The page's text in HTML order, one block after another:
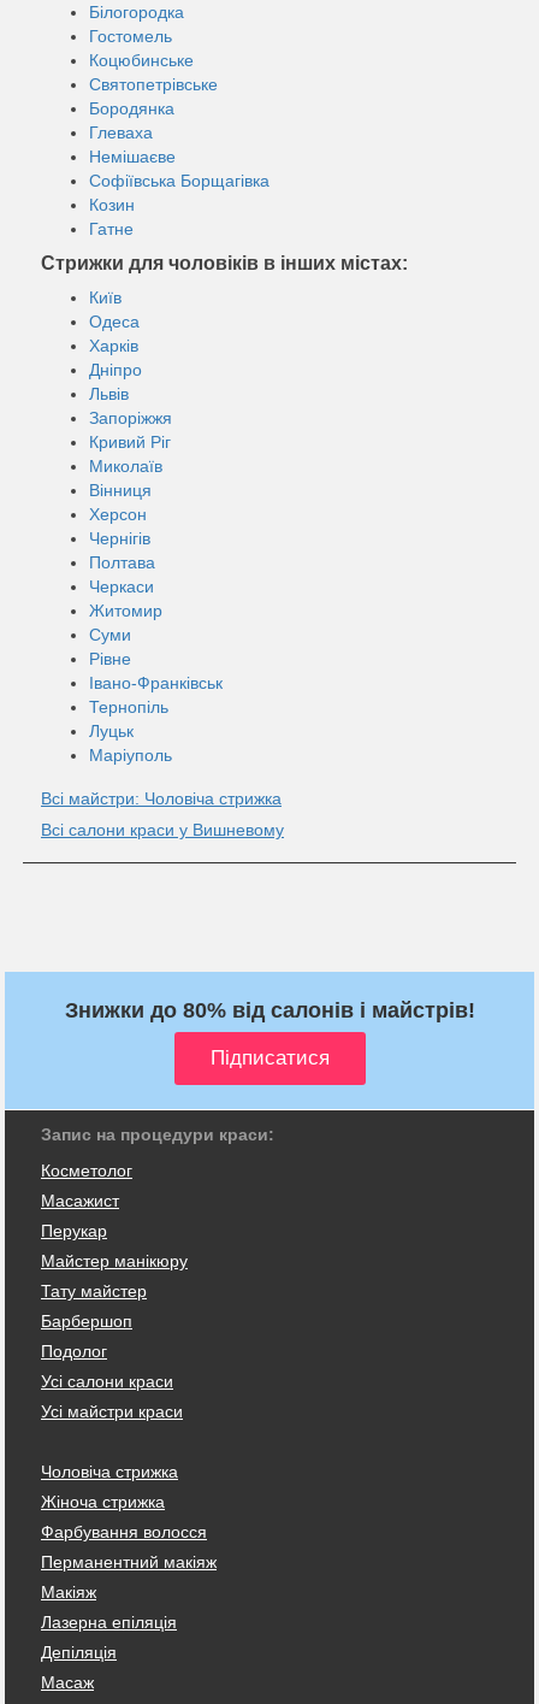
Білогородка
Гостомель
Коцюбинське
Святопетрівське
Бородянка
Глеваха
Немішаєве
Софіївська Борщагівка
Козин
Гатне
Стрижки для чоловіків в інших містах:
Київ
Одеса
Харків
Дніпро
Львів
Запоріжжя
Кривий Ріг
Миколаїв
Вінниця
Херсон
Чернігів
Полтава
Черкаси
Житомир
Суми
Рівне
Івано-Франківськ
Тернопіль
Луцьк
Маріуполь
Всі майстри: Чоловіча стрижка
Всі салони краси у Вишневому
Знижки до 80% від салонів і майстрів!
Запис на процедури краси:
Косметолог
Масажист
Перукар
Майстер манікюру
Тату майстер
Барбершоп
Подолог
Усі салони краси
Усі майстри краси
Чоловіча стрижка
Жіноча стрижка
Фарбування волосся
Перманентний макіяж
Макіяж
Лазерна епіляція
Депіляція
Масаж